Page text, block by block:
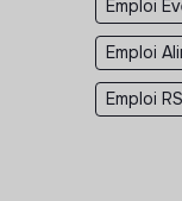
Emploi
Emploi
Emploi